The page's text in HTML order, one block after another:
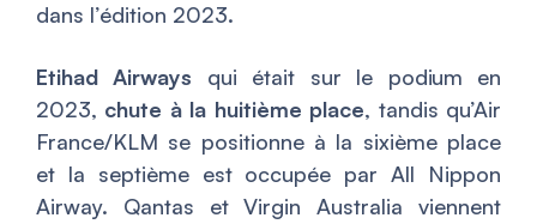
dans l’édition 2023.
Etihad Airways qui était sur le podium en
2023, chute à la huitième place, tandis qu’Air
France/KLM se positionne à la sixième place
et la septième est occupée par All Nippon
Airway. Qantas et Virgin Australia viennent